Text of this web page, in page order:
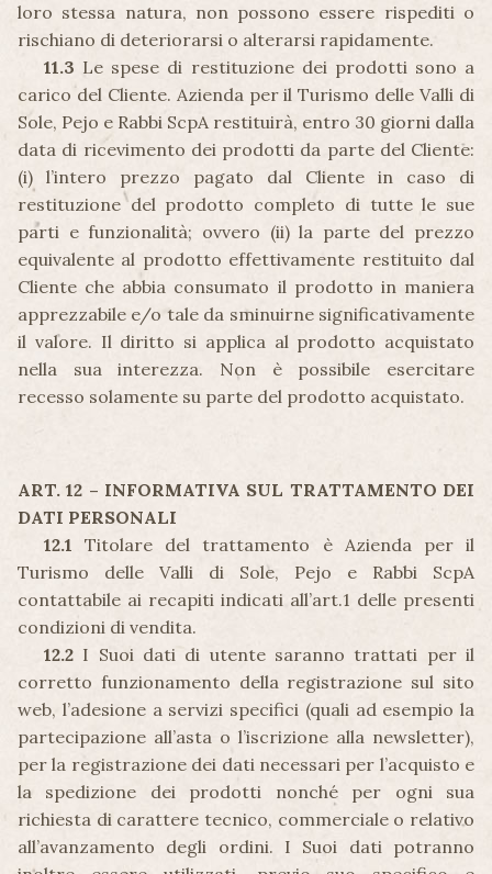
loro stessa natura, non possono essere rispediti o
rischiano di deteriorarsi o alterarsi rapidamente.
11.3 Le spese di restituzione dei prodotti sono a
carico del Cliente. Azienda per il Turismo delle Valli di
Sole, Pejo e Rabbi ScpA restituirà, entro 30 giorni dalla
data di ricevimento dei prodotti da parte del Cliente:
(i) l’intero prezzo pagato dal Cliente in caso di
restituzione del prodotto completo di tutte le sue
parti e funzionalità; ovvero (ii) la parte del prezzo
equivalente al prodotto effettivamente restituito dal
Cliente che abbia consumato il prodotto in maniera
apprezzabile e/o tale da sminuirne significativamente
il valore. Il diritto si applica al prodotto acquistato
nella sua interezza. Non è possibile esercitare
recesso solamente su parte del prodotto acquistato.
ART. 12 – INFORMATIVA SUL TRATTAMENTO DEI
DATI PERSONALI
12.1 Titolare del trattamento è Azienda per il
Turismo delle Valli di Sole, Pejo e Rabbi ScpA
contattabile ai recapiti indicati all’art.1 delle presenti
condizioni di vendita.
12.2 I Suoi dati di utente saranno trattati per il
corretto funzionamento della registrazione sul sito
web, l’adesione a servizi specifici (quali ad esempio la
partecipazione all’asta o l’iscrizione alla newsletter),
per la registrazione dei dati necessari per l’acquisto e
la spedizione dei prodotti nonché per ogni sua
richiesta di carattere tecnico, commerciale o relativo
all’avanzamento degli ordini. I Suoi dati potranno